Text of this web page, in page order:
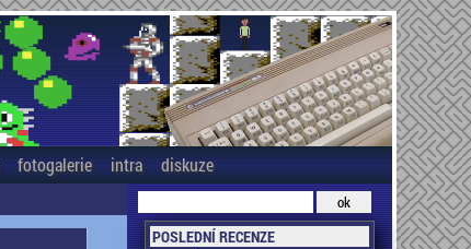
fotogalerie intra diskuze
POSLEDNÍ RECENZE